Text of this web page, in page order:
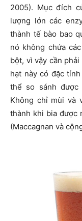
2005). Mục đích
lượng lớn các
thành tế bào bao
nó không chứa
bột, vì vậy cần
hạt này có đặc
thể so sánh được
Không chỉ mùi và
thành khi bia được
(Maccagnan và